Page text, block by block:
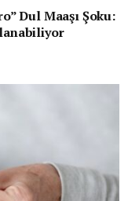
Dul Maaşı Şoku: